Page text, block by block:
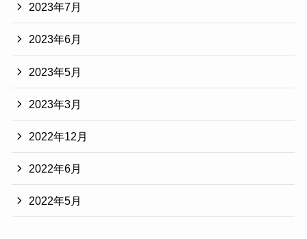
2023年7月
2023年6月
2023年5月
2023年3月
2022年12月
2022年6月
2022年5月